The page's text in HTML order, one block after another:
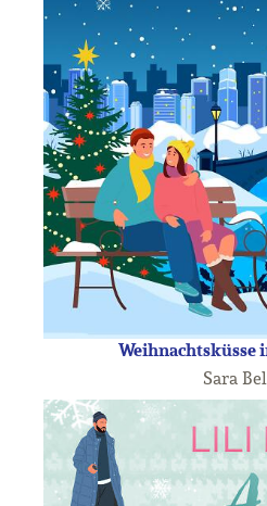
Weihnachtsküsse
Sara